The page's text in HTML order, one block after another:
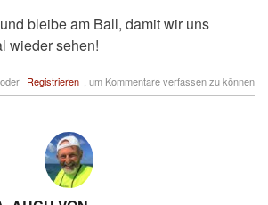
bleibe am Ball, damit wir uns
wieder sehen!
oder Registrieren , um Kommentare verfassen zu können